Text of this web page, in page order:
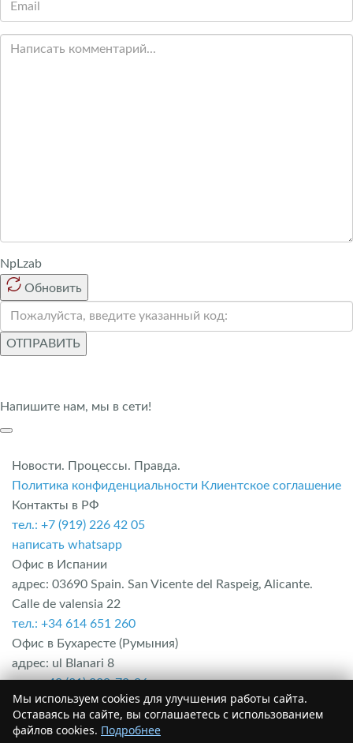
NpLzab
Обновить
ОТПРАВИТЬ
Напишите нам, мы в сети!
Новости. Процессы. Правда.
Политика конфиденциальности Клиентское соглашение
Контакты в РФ
тел.: +7 (919) 226 42 05
написать whatsapp
Офис в Испании
адрес: 03690 Spain. San Vicente del Raspeig, Alicante.
Calle de valensia 22
тел.: +34 614 651 260
Офис в Бухаресте (Румыния)
адрес: ul Blanari 8
тел.: +40 (31) 229-70-96
Офис в Болгарии
адрес: Область Бургас. г. Несебыр. Комплекс Mesembria
Мы используем cookies для улучшения работы сайта.
Оставаясь на сайте, вы соглашаетесь с использованием
файлов cookies. Подробнее